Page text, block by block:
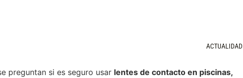
ACTUALIDAD
preguntan si es seguro usar lentes de contacto en piscinas,